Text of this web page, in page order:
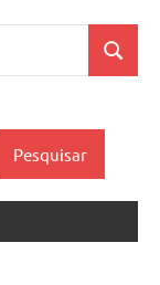
Pesquisar